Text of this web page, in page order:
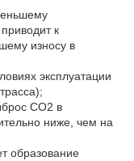
к
износу в
эксплуатации
CO2 в
ниже, чем на
образование